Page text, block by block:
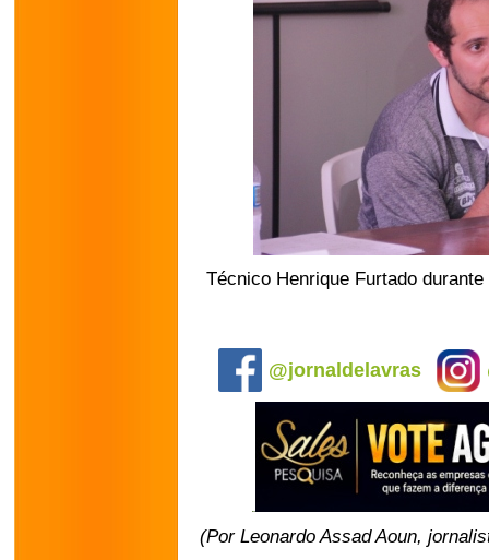
Técnico Henrique Furtado
@jornaldelavras
(Por Leonardo Assad Aoun,